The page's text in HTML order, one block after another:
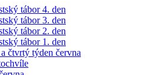
tábor 4. den
tábor 3. den
tábor 2. den
tábor 1. den
čtvrtý týden června